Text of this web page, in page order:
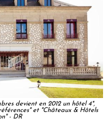
devient en 2012 un hôtel 4*,
et "Châteaux & Hôtels
- DR